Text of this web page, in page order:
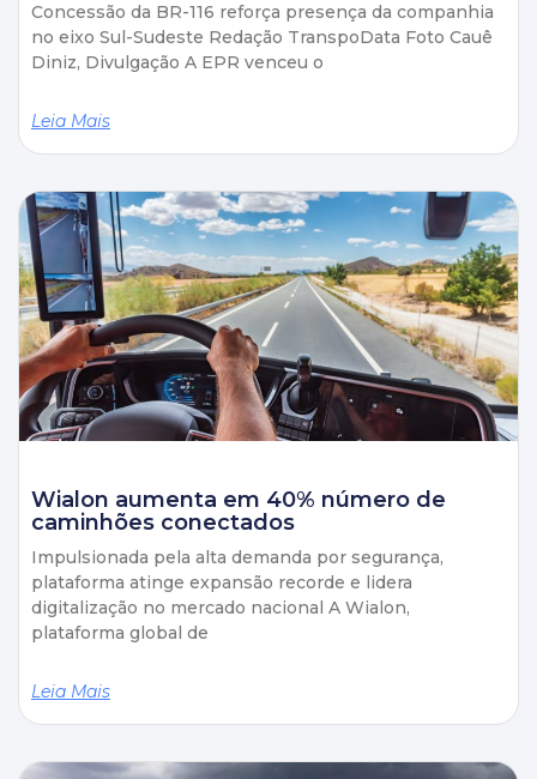
Concessão da BR-116 reforça presença da companhia
no eixo Sul-Sudeste Redação TranspoData Foto Cauê
Diniz, Divulgação A EPR venceu o
Leia Mais
Wialon aumenta em 40% número de
caminhões conectados
Impulsionada pela alta demanda por segurança,
plataforma atinge expansão recorde e lidera
digitalização no mercado nacional A Wialon,
plataforma global de
Leia Mais